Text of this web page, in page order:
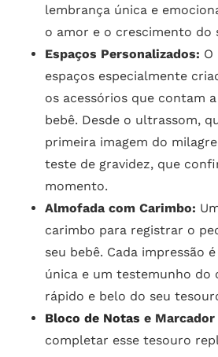
lembrança única e
o amor e o crescimento do
Espaços Personalizados: O
espaços especialmente
os acessórios que contam
bebê. Desde o ultrassom,
primeira imagem do
teste de gravidez, que
momento.
Almofada com Carimbo:
carimbo para registrar o
seu bebê. Cada impressão
única e um testemunho do
rápido e belo do seu
Bloco de Notas e
completar esse tesouro